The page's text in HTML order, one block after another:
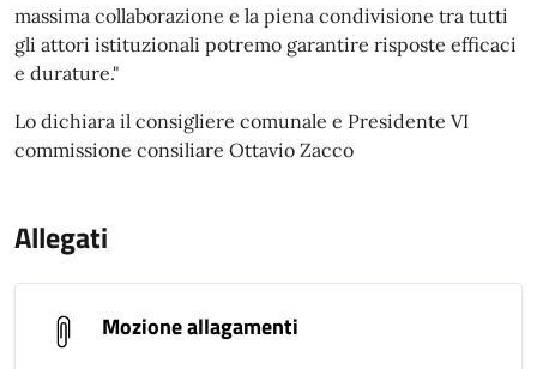
massima collaborazione e la piena condivisione tra tutti
gli attori istituzionali potremo garantire risposte efficaci
e durature."
Lo dichiara il consigliere comunale e Presidente VI
commissione consiliare Ottavio Zacco
Allegati
Mozione allagamenti